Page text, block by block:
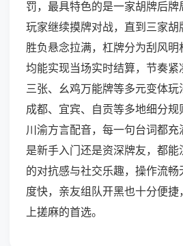
罚，最具特色的是一家胡牌后
玩家继续摸牌对战，直到三家胡
胜负悬念拉满，杠牌分为刮风明
均能实现当场实时结算，节奏
三张、幺鸡万能牌等多元变体
成都、宜宾、自贡等多地细分
川渝方言配音，每一句台词都
是新手入门还是资深牌友，都
的对抗感与社交乐趣，操作流
度快，亲友组队开黑也十分便
上搓麻的首选。